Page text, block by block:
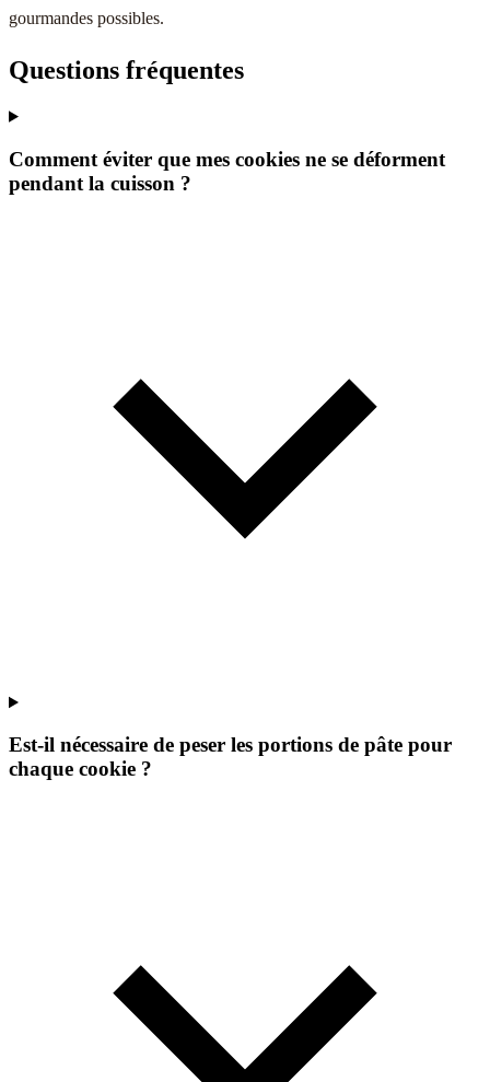
gourmandes possibles.
Questions fréquentes
Comment éviter que mes cookies ne se déforment
pendant la cuisson ?
Est-il nécessaire de peser les portions de pâte pour
chaque cookie ?